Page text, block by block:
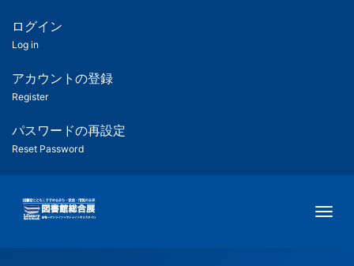
ツ
匿
名
ユ
ー
ー
用
メ
ログイン
Log in
アカウントの登録
Register
パスワードの再設定
Reset Password